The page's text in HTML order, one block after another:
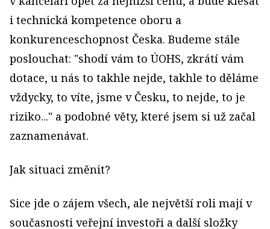
i technická kompetence oboru a
konkurenceschopnost Česka. Budeme stále
poslouchat: "shodí vám to ÚOHS, zkrátí vám
dotace, u nás to takhle nejde, takhle to děláme
vždycky, to víte, jsme v Česku, to nejde, to je
riziko..." a podobné věty, které jsem si už začal
zaznamenávat.
Jak situaci změnit?
Sice jde o zájem všech, ale největší roli mají v
současnosti veřejní investoři a další složky